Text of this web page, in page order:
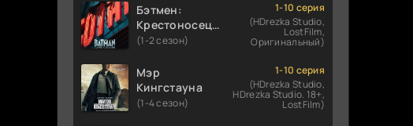
Бэтмен:
Крестоносец в
плаще
(1-2 сезон)
1-10 серия
(HDrezka Studio,
LostFilm,
Оригинальный)
Мэр
Кингстауна
(1-4 сезон)
1-10 серия
(HDrezka Studio,
HDrezka Studio. 18+,
LostFilm)